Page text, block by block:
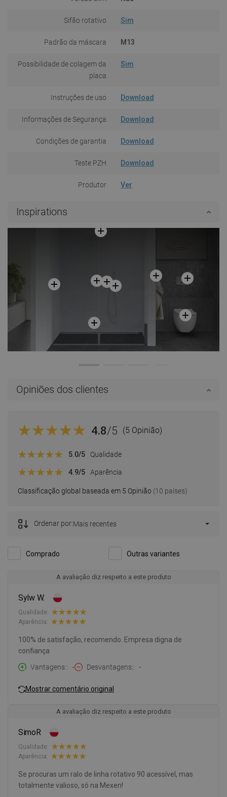
Sifão rotativo Sim
Padrão da máscara M13
Possibilidade de colagem da
placa
Sim
Instruções de uso Download
Informações de Segurança Download
Condições de garantia Download
Teste PZH Download
Produtor Ver
Inspirations
Opiniões dos clientes
4.8/5 (5 Opinião)
Classificação global baseada em 5 Opinião (10 países)
5.0/5 Qualidade
4.9/5 Aparência
Comprado Outras variantes
Ordenar por:Mais recentes
A avaliação diz respeito a este produto
Sylw W.
Qualidade:
Aparência:
100% de satisfação, recomendo. Empresa digna de
confiança
Vantagens:
- Desvantagens: -
Mostrar comentário original
A avaliação diz respeito a este produto
SimoR
Qualidade:
Aparência:
Se procuras um ralo de linha rotativo 90 acessível, mas
totalmente valioso, só na Mexen!